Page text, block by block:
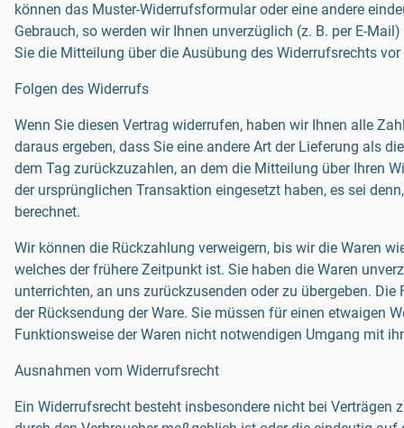
können das Muster-Widerrufsformular oder eine andere
Gebrauch, so werden wir Ihnen unverzüglich (z. B. per E-
Sie die Mitteilung über die Ausübung des Widerrufsrechts
Folgen des Widerrufs
Wenn Sie diesen Vertrag widerrufen, haben wir Ihnen alle
daraus ergeben, dass Sie eine andere Art der Lieferung als
dem Tag zurückzuzahlen, an dem die Mitteilung über Ihren
der ursprünglichen Transaktion eingesetzt haben, es sei
berechnet.
Wir können die Rückzahlung verweigern, bis wir die Waren
welches der frühere Zeitpunkt ist. Sie haben die Waren
unterrichten, an uns zurückzusenden oder zu übergeben.
der Rücksendung der Ware. Sie müssen für einen etwaigen
Funktionsweise der Waren nicht notwendigen Umgang mit
Ausnahmen vom Widerrufsrecht
Ein Widerrufsrecht besteht insbesondere nicht bei